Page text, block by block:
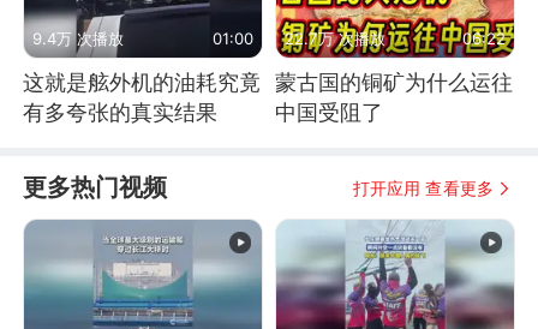
9.4万 次播放 01:00
这就是舷外机的油耗究竟
有多夸张的真实结果
22.7万 次播放 06:22
蒙古国的铜矿为什么运往
中国受阻了
更多热门视频 打开应用 查看更多